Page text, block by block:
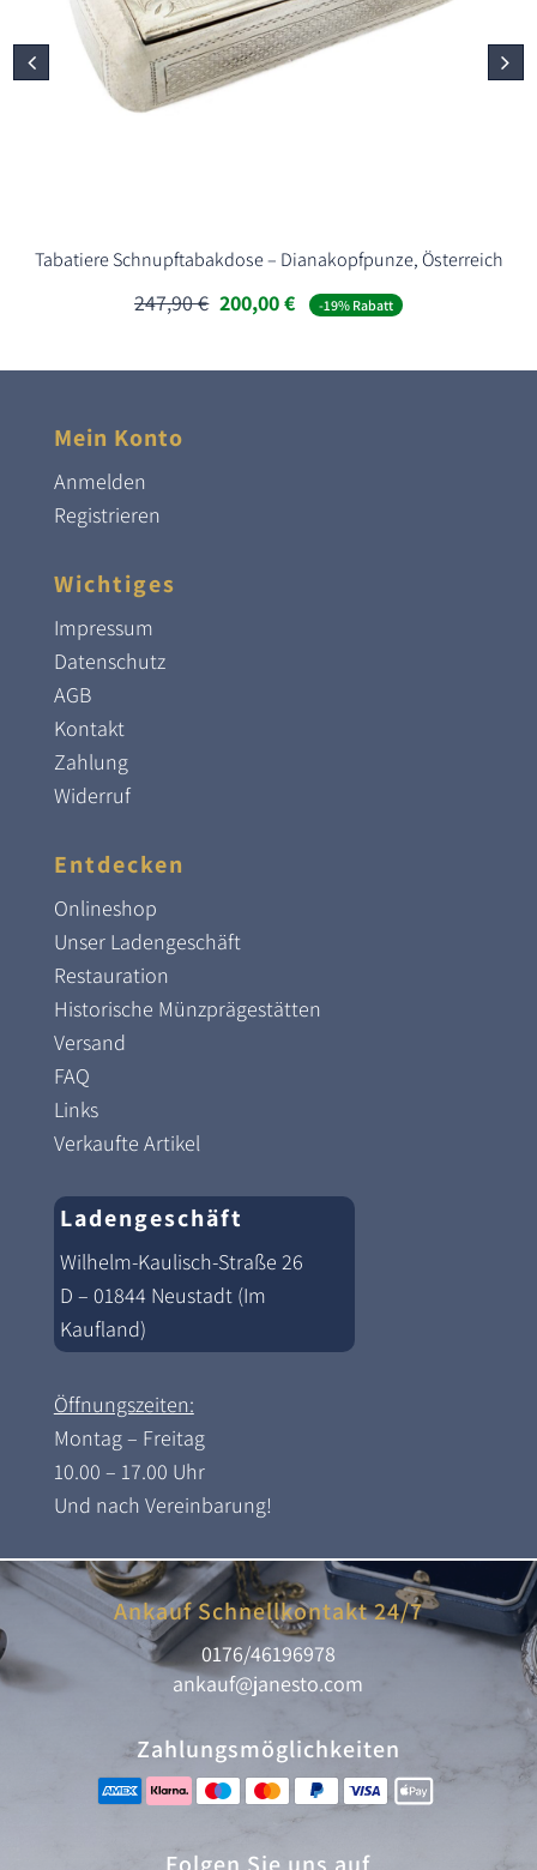
Tabatiere Schnupftabakdose – Dianakopfpunze, Österreich
247,90€ Ursprünglicher
Preis
247,90 €
200,00€Aktueller
Preis
200,00 €.
-19% Rabatt
Mein Konto
Anmelden
Registrieren
Wichtiges
Impressum
Datenschutz
AGB
Kontakt
Zahlung
Widerruf
Entdecken
Onlineshop
Unser Ladengeschäft
Restauration
Historische Münzprägestätten
Versand
FAQ
Links
Verkaufte Artikel
Ladengeschäft
Wilhelm-Kaulisch-Straße 26
D – 01844 Neustadt (Im
Kaufland)
Öffnungszeiten:
Montag – Freitag
10.00 – 17.00 Uhr
Und nach Vereinbarung!
Ankauf Schnellkontakt 24/7
0176/46196978
ankauf@janesto.com
Zahlungsmöglichkeiten